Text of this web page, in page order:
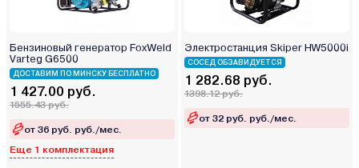
Бензиновый генератор FoxWeld
Varteg G6500
ДОСТАВИМ ПО МИНСКУ БЕСПЛАТНО
1 427.00 руб.
1555.43 руб.
от 36 руб. руб./мес.
Еще 1 комплектация
Электростанция Skiper HW5000i
СОСЕД ОБЗАВИДУЕТСЯ
1 282.68 руб.
1398.12 руб.
от 32 руб. руб./мес.